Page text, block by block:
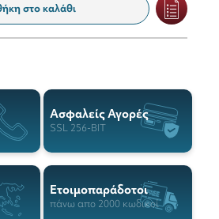
στο καλάθι
Ασφαλείς Αγορές
SSL 256-BIT
Ετοιμοπαράδοτοι
πάνω απο 2000 κωδικοί